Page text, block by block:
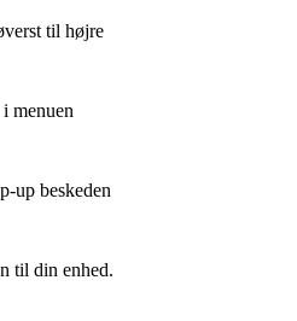
til højre
menuen
up beskeden
til din enhed.